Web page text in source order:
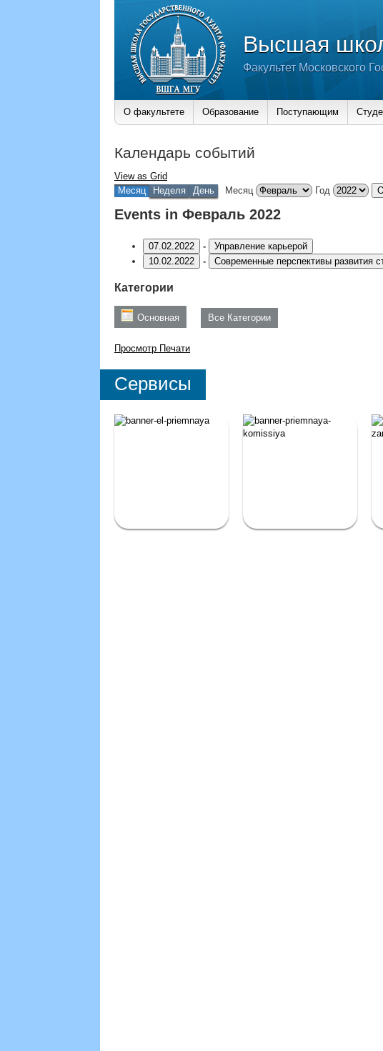
Высшая
Факультет Московского
О факультете Образование Поступающим
Календарь событий
View as Grid
Месяц
Неделя День Месяц Год
Events in Февраль 2022
07.02.2022 -
Управление карьерой
10.02.2022
- Современные перспективы развития
Категории
Основная Все Категории
Просмотр Печати
Сервисы